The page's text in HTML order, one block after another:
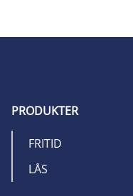
PRODUKTER
FRITID
LÅS